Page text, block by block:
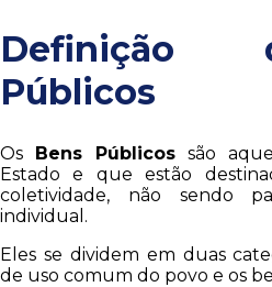
Definição
Públicos
Os Bens Públicos são
Estado e que estão
coletividade, não sendo
individual.
Eles se dividem em duas
de uso comum do povo e os